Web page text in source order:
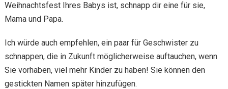
Weihnachtsfest Ihres Babys ist, schnapp dir eine für sie,
Mama und Papa.
Ich würde auch empfehlen, ein paar für Geschwister zu
schnappen, die in Zukunft möglicherweise auftauchen, wenn
Sie vorhaben, viel mehr Kinder zu haben! Sie können den
gestickten Namen später hinzufügen.